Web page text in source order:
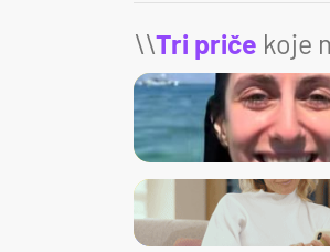
\\Tri priče koje